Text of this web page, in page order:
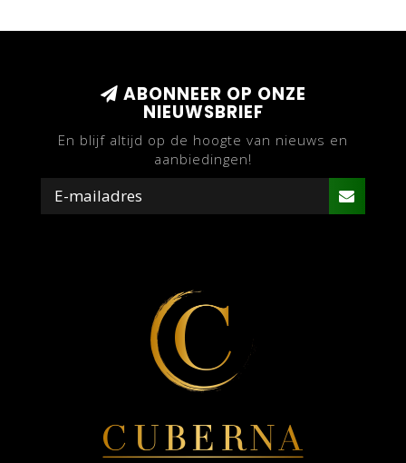
ABONNEER OP ONZE
NIEUWSBRIEF
En blijf altijd op de hoogte van nieuws en
aanbiedingen!